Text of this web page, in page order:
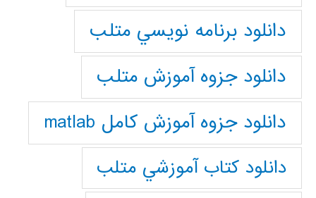
دانلود برنامه نويسي متلب
دانلود جزوه آموزش متلب
دانلود جزوه آموزش کامل matlab
دانلود كتاب آموزشي متلب